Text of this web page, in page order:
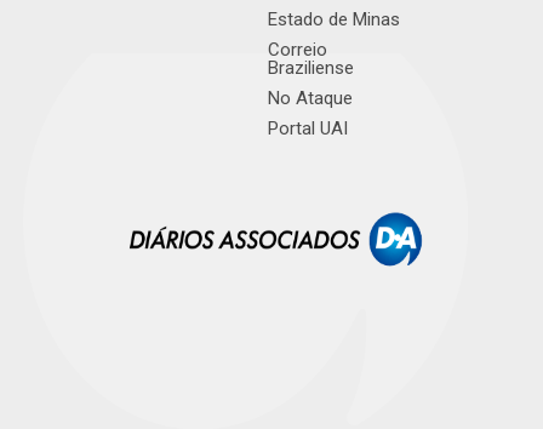
Estado de Minas
Correio
Braziliense
No Ataque
Portal UAI